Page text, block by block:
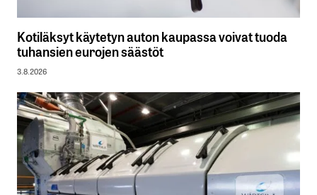
Kotiläksyt käytetyn auton kaupassa voivat tuoda
tuhansien eurojen säästöt
3.8.2026